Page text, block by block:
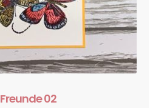
Freunde 02